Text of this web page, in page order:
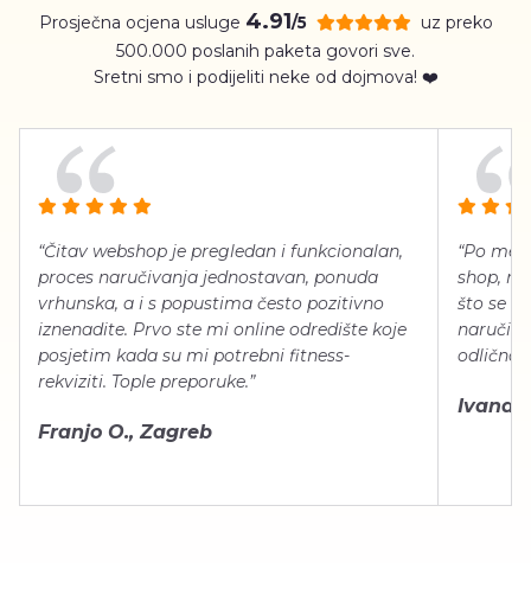
Prosječna ocjena usluge 4.91/5
uz preko
500.000 poslanih paketa govori sve.
Sretni smo i podijeliti neke od dojmova! ❤️
“Čitav webshop je pregledan i funkcionalan,
proces naručivanja jednostavan, ponuda
vrhunska, a i s popustima često pozitivno
iznenadite. Prvo ste mi online odredište koje
posjetim kada su mi potrebni fitness-
rekviziti. Tople preporuke.”
Franjo O., Zagreb
“Po
shop,
što se
naručiti,
odlično
Ivana